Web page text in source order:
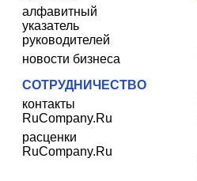
алфавитный
указатель
руководителей
новости бизнеса
СОТРУДНИЧЕСТВО
контакты
RuCompany.Ru
расценки
RuCompany.Ru